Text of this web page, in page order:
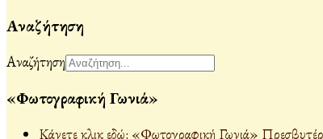
Αναζήτηση
Αναζήτηση
«Φωτογραφική Γωνιά»
Κάνετε κλικ εδώ: «Φωτογραφική Γωνιά»